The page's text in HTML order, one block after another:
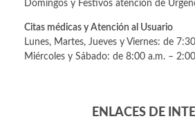
Domingos y Festivos atención de
Citas médicas y Atención al Usuario
Lunes, Martes, Jueves y Viernes: de
Miércoles y Sábado: de 8:00 a.m. –
ENLACES DE